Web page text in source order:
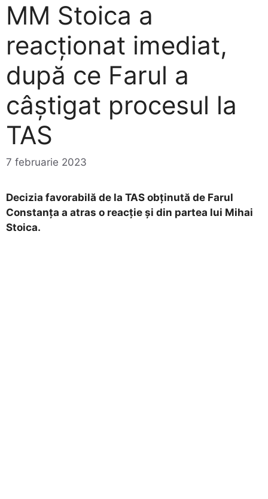
MM Stoica a
reacționat imediat,
după ce Farul a
câștigat procesul la
TAS
7 februarie 2023
Decizia favorabilă de la TAS obținută de Farul
Constanța a atras o reacție și din partea lui Mihai
Stoica.